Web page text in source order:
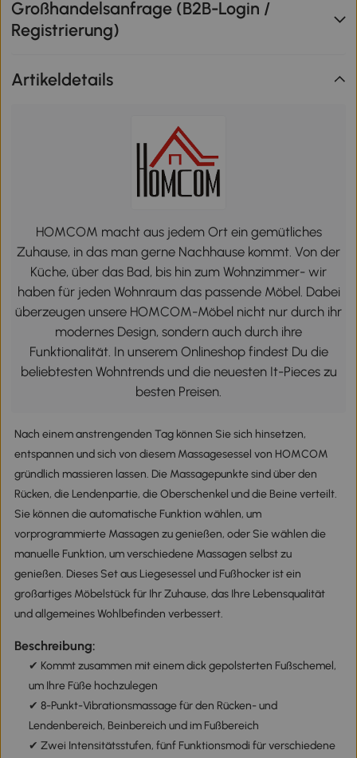
Großhandelsanfrage (B2B-Login /
Registrierung)
Artikeldetails
HOMCOM macht aus jedem Ort ein gemütliches
Zuhause, in das man gerne Nachhause kommt. Von der
Küche, über das Bad, bis hin zum Wohnzimmer- wir
haben für jeden Wohnraum das passende Möbel. Dabei
überzeugen unsere HOMCOM-Möbel nicht nur durch ihr
modernes Design, sondern auch durch ihre
Funktionalität. In unserem Onlineshop findest Du die
beliebtesten Wohntrends und die neuesten It-Pieces zu
besten Preisen.
Nach einem anstrengenden Tag können Sie sich hinsetzen,
entspannen und sich von diesem Massagesessel von HOMCOM
gründlich massieren lassen. Die Massagepunkte sind über den
Rücken, die Lendenpartie, die Oberschenkel und die Beine verteilt.
Sie können die automatische Funktion wählen, um
vorprogrammierte Massagen zu genießen, oder Sie wählen die
manuelle Funktion, um verschiedene Massagen selbst zu
genießen. Dieses Set aus Liegesessel und Fußhocker ist ein
großartiges Möbelstück für Ihr Zuhause, das Ihre Lebensqualität
und allgemeines Wohlbefinden verbessert.
Beschreibung:
✔ Kommt zusammen mit einem dick gepolsterten Fußschemel,
um Ihre Füße hochzulegen
✔ 8-Punkt-Vibrationsmassage für den Rücken- und
Lendenbereich, Beinbereich und im Fußbereich
✔ Zwei Intensitätsstufen, fünf Funktionsmodi für verschiedene